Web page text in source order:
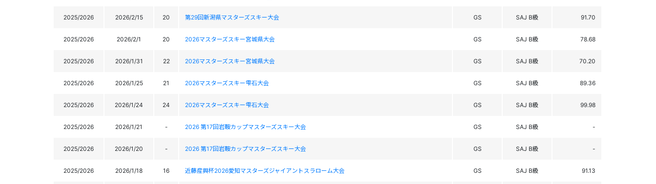
2025/2026 2026/2/15 20 第29回新潟県マスターズスキー大会 GS SAJ B級 91.70
2025/2026 2026/2/1 20 2026マスターズスキー宮城県大会 GS SAJ B級 78.68
2025/2026 2026/1/31 22 2026マスターズスキー宮城県大会 GS SAJ B級 70.20
2025/2026 2026/1/25 21 2026マスターズスキー雫石大会 GS SAJ B級 89.36
2025/2026 2026/1/24 24 2026マスターズスキー雫石大会 GS SAJ B級 99.98
2025/2026 2026/1/21 - 2026 第17回岩鞍カップマスターズスキー大会 GS SAJ B級 -
2025/2026 2026/1/20 - 2026 第17回岩鞍カップマスターズスキー大会 GS SAJ B級 -
2025/2026 2026/1/18 16 近藤産興杯2026愛知マスターズジャイアントスラローム大会 GS SAJ B級 91.13